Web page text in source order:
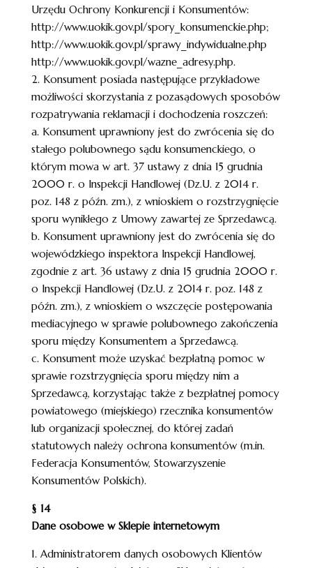
Urzędu Ochrony Konkurencji i Konsumentów:
http://www.uokik.gov.pl/spory_konsumenckie.php;
http://www.uokik.gov.pl/sprawy_indywidualne.php
http://www.uokik.gov.pl/wazne_adresy.php.
2. Konsument posiada następujące przykładowe
możliwości skorzystania z pozasądowych sposobów
rozpatrywania reklamacji i dochodzenia roszczeń:
a. Konsument uprawniony jest do zwrócenia się do
stałego polubownego sądu konsumenckiego, o
którym mowa w art. 37 ustawy z dnia 15 grudnia
2000 r. o Inspekcji Handlowej (Dz.U. z 2014 r.
poz. 148 z późn. zm.), z wnioskiem o rozstrzygnięcie
sporu wynikłego z Umowy zawartej ze Sprzedawcą.
b. Konsument uprawniony jest do zwrócenia się do
wojewódzkiego inspektora Inspekcji Handlowej,
zgodnie z art. 36 ustawy z dnia 15 grudnia 2000 r.
o Inspekcji Handlowej (Dz.U. z 2014 r. poz. 148 z
późn. zm.), z wnioskiem o wszczęcie postępowania
mediacyjnego w sprawie polubownego zakończenia
sporu między Konsumentem a Sprzedawcą.
c. Konsument może uzyskać bezpłatną pomoc w
sprawie rozstrzygnięcia sporu między nim a
Sprzedawcą, korzystając także z bezpłatnej pomocy
powiatowego (miejskiego) rzecznika konsumentów
lub organizacji społecznej, do której zadań
statutowych należy ochrona konsumentów (m.in.
Federacja Konsumentów, Stowarzyszenie
Konsumentów Polskich).
§ 14
Dane osobowe w Sklepie internetowym
1. Administratorem danych osobowych Klientów